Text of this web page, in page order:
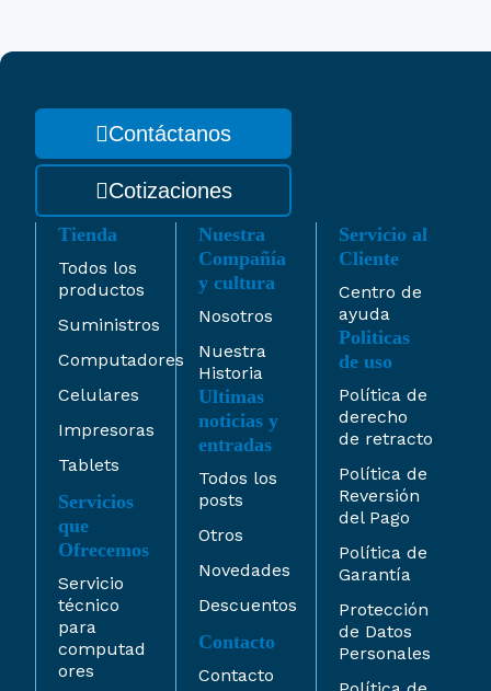
Contáctanos
Cotizaciones
Tienda
Todos los
productos
Suministros
Computadores
Celulares
Impresoras
Tablets
Servicios
que
Ofrecemos
Servicio
técnico
para
computad
ores
Nuestra
Compañía
y cultura
Nosotros
Nuestra
Historia
Ultimas
noticias y
entradas
Todos los
posts
Otros
Novedades
Descuentos
Contacto
Contacto
Servicio al
Cliente
Centro de
ayuda
Politicas
de uso
Política de
derecho
de retracto
Política de
Reversión
del Pago
Política de
Garantía
Protección
de Datos
Personales